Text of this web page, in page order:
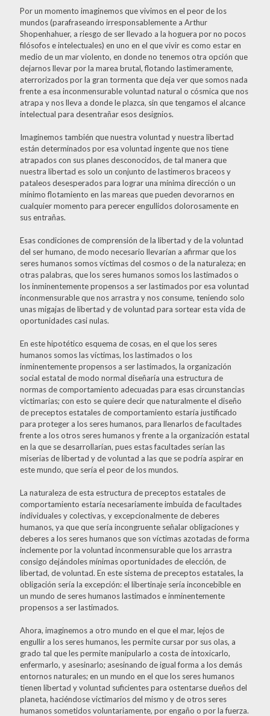
Por un momento imaginemos que vivimos en el peor de los
mundos (parafraseando irresponsablemente a Arthur
Shopenhahuer, a riesgo de ser llevado a la hoguera por no pocos
filósofos e intelectuales) en uno en el que vivir es como estar en
medio de un mar violento, en donde no tenemos otra opción que
dejarnos llevar por la marea brutal, flotando lastimeramente,
aterrorizados por la gran tormenta que deja ver que somos nada
frente a esa inconmensurable voluntad natural o cósmica que nos
atrapa y nos lleva a donde le plazca, sin que tengamos el alcance
intelectual para desentrañar esos designios.
Imaginemos también que nuestra voluntad y nuestra libertad
están determinados por esa voluntad ingente que nos tiene
atrapados con sus planes desconocidos, de tal manera que
nuestra libertad es solo un conjunto de lastimeros braceos y
pataleos desesperados para lograr una mínima dirección o un
mínimo flotamiento en las mareas que pueden devorarnos en
cualquier momento para perecer engullidos dolorosamente en
sus entrañas.
Esas condiciones de comprensión de la libertad y de la voluntad
del ser humano, de modo necesario llevarían a afirmar que los
seres humanos somos víctimas del cosmos o de la naturaleza; en
otras palabras, que los seres humanos somos los lastimados o
los inminentemente propensos a ser lastimados por esa voluntad
inconmensurable que nos arrastra y nos consume, teniendo solo
unas migajas de libertad y de voluntad para sortear esta vida de
oportunidades casi nulas.
En este hipotético esquema de cosas, en el que los seres
humanos somos las víctimas, los lastimados o los
inminentemente propensos a ser lastimados, la organización
social estatal de modo normal diseñaría una estructura de
normas de comportamiento adecuadas para esas circunstancias
victimarias; con esto se quiere decir que naturalmente el diseño
de preceptos estatales de comportamiento estaría justificado
para proteger a los seres humanos, para llenarlos de facultades
frente a los otros seres humanos y frente a la organización estatal
en la que se desarrollarían, pues estas facultades serían las
miserias de libertad y de voluntad a las que se podría aspirar en
este mundo, que sería el peor de los mundos.
La naturaleza de esta estructura de preceptos estatales de
comportamiento estaría necesariamente imbuida de facultades
individuales y colectivas, y excepcionalmente de deberes
humanos, ya que que sería incongruente señalar obligaciones y
deberes a los seres humanos que son víctimas azotadas de forma
inclemente por la voluntad inconmensurable que los arrastra
consigo dejándoles mínimas oportunidades de elección, de
libertad, de voluntad. En este sistema de preceptos estatales, la
obligación sería la excepción: el libertinaje sería inconcebible en
un mundo de seres humanos lastimados e inminentemente
propensos a ser lastimados.
Ahora, imaginemos a otro mundo en el que el mar, lejos de
engullir a los seres humanos, les permite cursar por sus olas, a
grado tal que les permite manipularlo a costa de intoxicarlo,
enfermarlo, y asesinarlo; asesinando de igual forma a los demás
entornos naturales; en un mundo en el que los seres humanos
tienen libertad y voluntad suficientes para ostentarse dueños del
planeta, haciéndose victimarios del mismo y de otros seres
humanos sometidos voluntariamente, por engaño o por la fuerza.